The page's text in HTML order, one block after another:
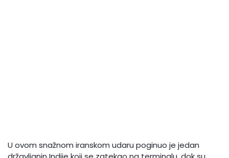
U ovom snažnom iranskom udaru poginuo je jedan